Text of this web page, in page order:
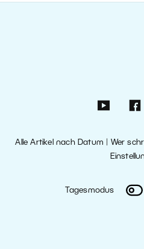
Alle Artikel nach Datum Wer
Tagesmodus